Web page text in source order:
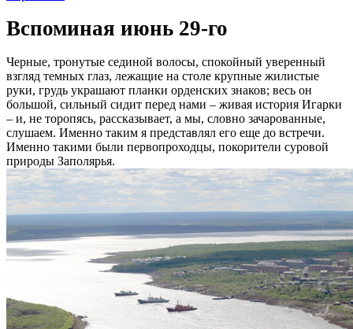
Вспоминая июнь 29-го
Черные, тронутые сединой волосы, спокойный уверенный
взгляд темных глаз, лежащие на столе крупные жилистые
руки, грудь украшают планки орденских знаков; весь он
большой, сильный сидит перед нами – живая история Игарки
– и, не торопясь, рассказывает, а мы, словно зачарованные,
слушаем. Именно таким я представлял его еще до встречи.
Именно такими были первопроходцы, покорители суровой
природы Заполярья.